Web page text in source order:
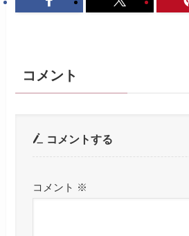
コメント
コメントする
コメント ※